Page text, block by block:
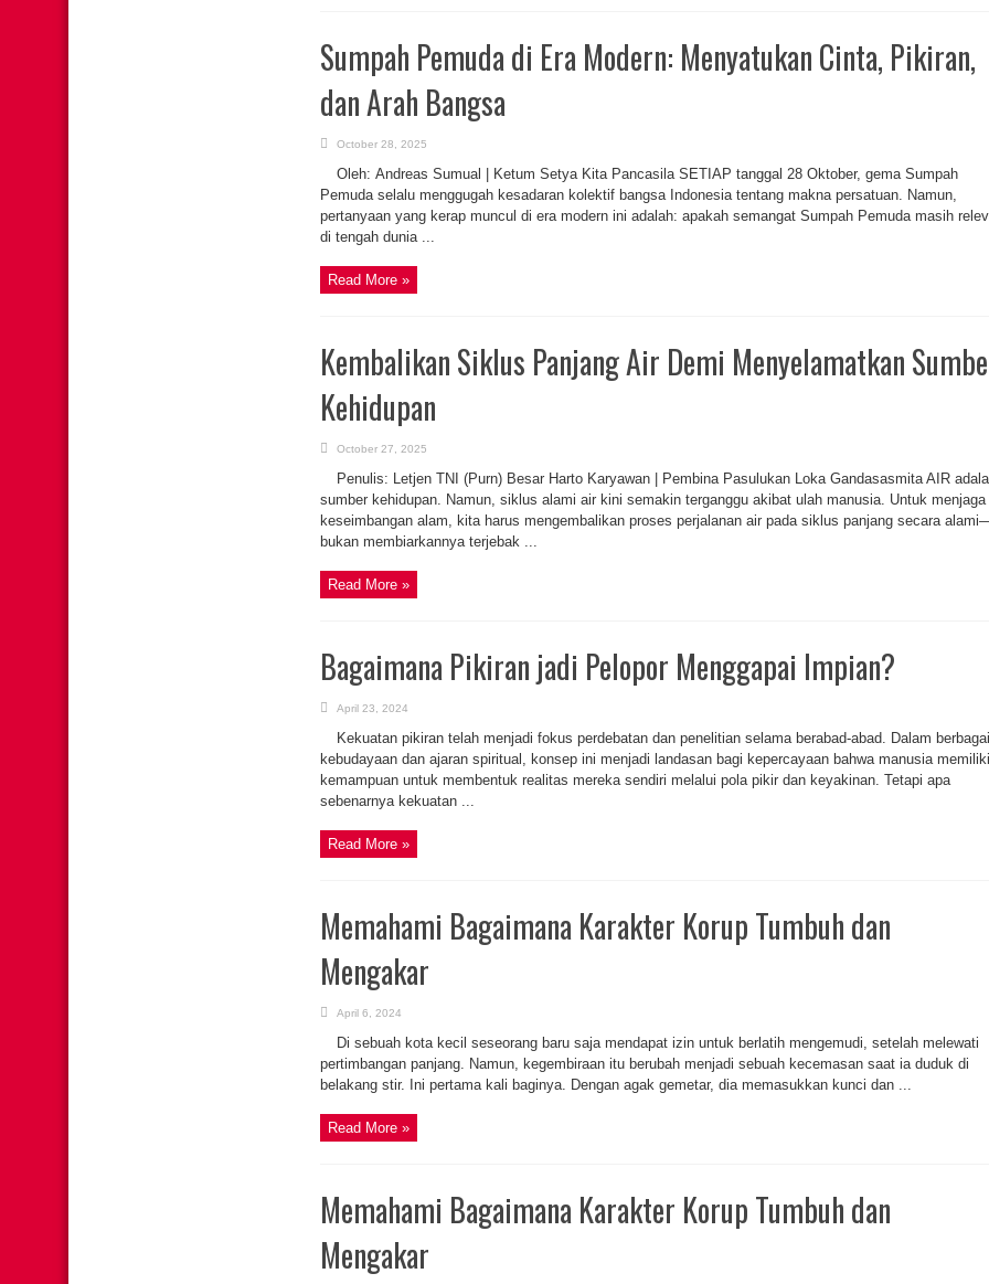
Sumpah Pemuda di Era Modern: Menyatukan Cinta, Pikiran,
dan Arah Bangsa
October 28, 2025
Oleh: Andreas Sumual | Ketum Setya Kita Pancasila SETIAP tanggal 28 Oktober, gema Sumpah
Pemuda selalu menggugah kesadaran kolektif bangsa Indonesia tentang makna persatuan. Namun,
pertanyaan yang kerap muncul di era modern ini adalah: apakah semangat Sumpah Pemuda masih
di tengah dunia ...
Read More »
Kembalikan Siklus Panjang Air Demi Menyelamatkan
Kehidupan
October 27, 2025
Penulis: Letjen TNI (Purn) Besar Harto Karyawan | Pembina Pasulukan Loka Gandasasmita AIR
sumber kehidupan. Namun, siklus alami air kini semakin terganggu akibat ulah manusia. Untuk menjaga
keseimbangan alam, kita harus mengembalikan proses perjalanan air pada siklus panjang secara
bukan membiarkannya terjebak ...
Read More »
Bagaimana Pikiran jadi Pelopor Menggapai Impian?
April 23, 2024
Kekuatan pikiran telah menjadi fokus perdebatan dan penelitian selama berabad-abad. Dalam berbagai
kebudayaan dan ajaran spiritual, konsep ini menjadi landasan bagi kepercayaan bahwa manusia memiliki
kemampuan untuk membentuk realitas mereka sendiri melalui pola pikir dan keyakinan. Tetapi apa
sebenarnya kekuatan ...
Read More »
Memahami Bagaimana Karakter Korup Tumbuh dan
Mengakar
April 6, 2024
Di sebuah kota kecil seseorang baru saja mendapat izin untuk berlatih mengemudi, setelah melewati
pertimbangan panjang. Namun, kegembiraan itu berubah menjadi sebuah kecemasan saat ia duduk di
belakang stir. Ini pertama kali baginya. Dengan agak gemetar, dia memasukkan kunci dan ...
Read More »
Memahami Bagaimana Karakter Korup Tumbuh dan
Mengakar